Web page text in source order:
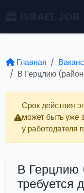
Главная
В Герцлию
Срок действия
может быть уже
у работодателя
В Герцлию
требуется